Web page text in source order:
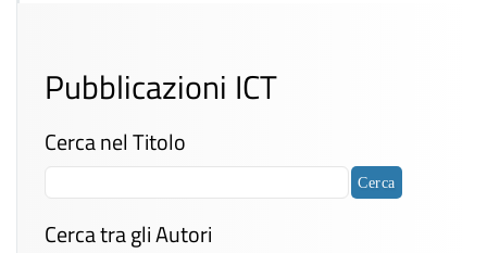
Pubblicazioni ICT
Cerca nel Titolo
Cerca tra gli Autori